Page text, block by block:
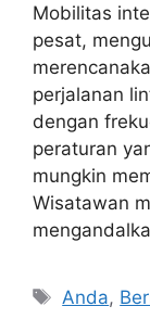
Mobilitas
pesat,
perjalanan
dengan
peraturan
mungkin
Wisatawan
Tags
Anda,